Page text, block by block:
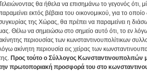
θα ήθελα να επισημάνω το γεγονός ότι,
εκτός βέβαια του οικονομικού, για το
της Χώρας, θα πρέπει να παραμείνει η
Θέλω να σημειώσω στο σημείο αυτό ότι, το εν
περιουσίας των κωνσταντινουπολίτικων
ακίνητη περιουσία εις χείρας των
Προς τούτο ο Σύλλογος Κωνσταντινουπολιτών
πρωτοποριακή προσφορά του στο